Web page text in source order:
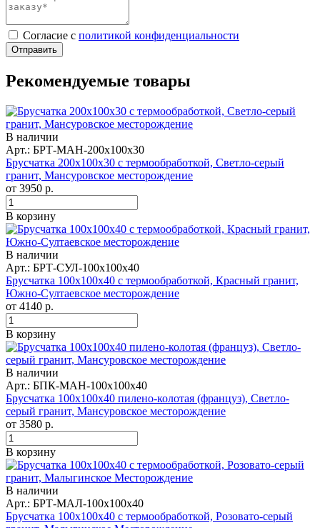
Cогласие с политикой конфиденциальности
Отправить
Рекомендуемые товары
В наличии
Арт.: БРТ-МАН-200х100х30
Брусчатка 200x100x30 с термообработкой, Светло-серый
гранит, Мансуровское месторождение
от 3950 р.
В корзину
В наличии
Арт.: БРТ-СУЛ-100х100х40
Брусчатка 100x100x40 с термообработкой, Красный гранит,
Южно-Султаевское месторождение
от 4140 р.
В корзину
В наличии
Арт.: БПК-МАН-100х100х40
Брусчатка 100x100x40 пилено-колотая (француз), Светло-
серый гранит, Мансуровское месторождение
от 3580 р.
В корзину
В наличии
Арт.: БРТ-МАЛ-100x100x40
Брусчатка 100x100x40 с термообработкой, Розовато-серый